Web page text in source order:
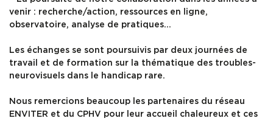
venir : recherche/action, ressources en ligne,
observatoire, analyse de pratiques…
Les échanges se sont poursuivis par deux journées de
travail et de formation sur la thématique des troubles-
neurovisuels dans le handicap rare.
Nous remercions beaucoup les partenaires du réseau
ENVITER et du CPHV pour leur accueil chaleureux et ces